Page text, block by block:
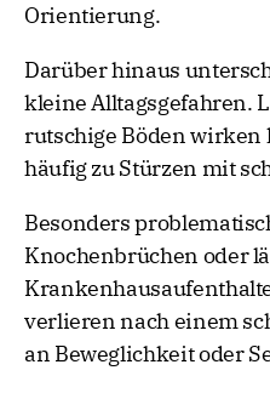
Orientierung.
Darüber hinaus
kleine Alltagsgefahren.
rutschige Böden wirken
häufig zu Stürzen mit
Besonders
Knochenbrüchen oder
verlieren nach einem
an Beweglichkeit oder